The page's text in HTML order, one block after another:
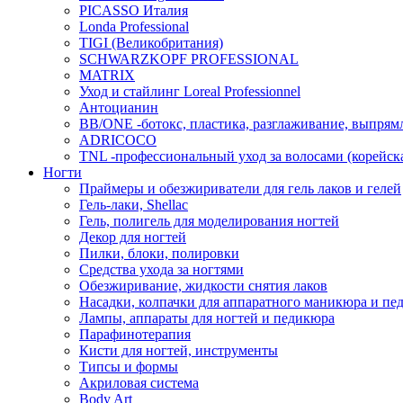
PICASSO Италия
Londa Professional
TIGI (Великобритания)
SCHWARZKOPF PROFESSIONAL
MATRIX
Уход и стайлинг Loreal Professionnel
Антоцианин
BB/ONE -ботокс, пластика, разглаживание,
ADRICOCO
TNL -профессиональный уход за волосами
Ногти
Праймеры и обезжириватели для гель лаков и гелей
Гель-лаки, Shellac
Гель, полигель для моделирования ногтей
Декор для ногтей
Пилки, блоки, полировки
Средства ухода за ногтями
Обезжиривание, жидкости снятия лаков
Насадки, колпачки для аппаратного маникюра и
Лампы, аппараты для ногтей и педикюра
Парафинотерапия
Кисти для ногтей, инструменты
Типсы и формы
Акриловая система
Body Art